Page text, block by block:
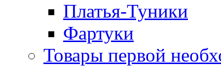
Платья-Туники
Фартуки
Товары первой